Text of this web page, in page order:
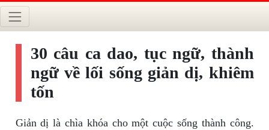
30 câu ca dao, tục ngữ, thành
ngữ về lối sống giản dị, khiêm
tốn
Giản dị là chìa khóa cho một cuộc sống thành công.